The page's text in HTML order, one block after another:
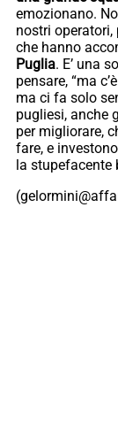
emozionano.
nostri operatori,
che hanno
Puglia. E’ una
pensare, “ma
ma ci fa solo
pugliesi, anche
per migliorare,
fare, e
la stupefacente